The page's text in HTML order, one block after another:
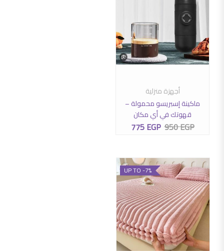
إضافة إلى السلة
أجهزة منزلية
ماكينة إسبريسو محمولة –
قهوتك في أي مكان
950EGP السعر الأصلي هو: 950 EGP.
775EGP
UP TO -7%